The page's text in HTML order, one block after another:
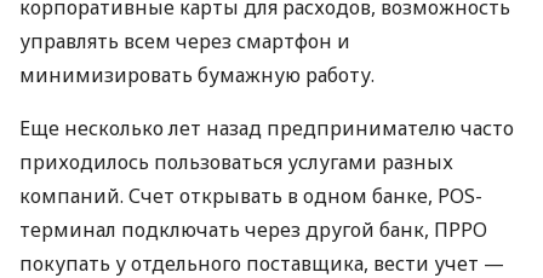
корпоративные карты для расходов, возможность
управлять всем через смартфон и
минимизировать бумажную работу.
Еще несколько лет назад предпринимателю часто
приходилось пользоваться услугами разных
компаний. Счет открывать в одном банке, POS-
терминал подключать через другой банк, ПРРО
покупать у отдельного поставщика, вести учет —